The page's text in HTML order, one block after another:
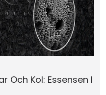
Och Kol: Essensen I